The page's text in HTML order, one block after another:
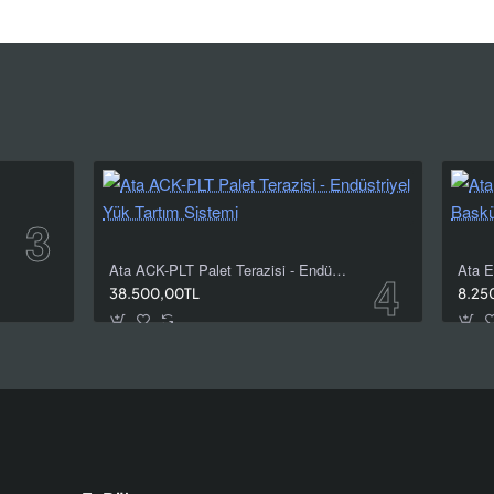
Ata ACK-PLT Palet Terazisi - Endüstriyel Yük Tartım Sistemi
38.500,00TL